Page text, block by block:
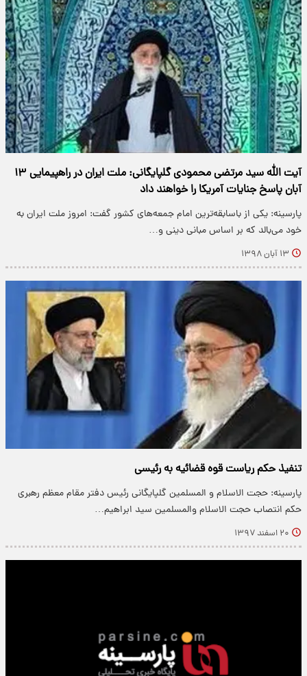
آیت الله سید مرتضی محمودی گلپایگانی: ملت ایران در راهپیمایی ۱۳
آبان پاسخ جنایات آمریکا را خواهند داد
پارسینه: یکی از باسابقه‌ترین امام جمعه‌های کشور گفت: امروز ملت ایران به
خود می‌بالد که بر اساس مبانی دینی و…
۱۳ آبان ۱۳۹۸
تنفیذ حکم ریاست قوه قضائیه به رئیسی
پارسینه: حجت الاسلام و المسلمین گلپایگانی رئیس دفتر مقام معظم رهبری
حکم انتصاب حجت الاسلام والمسلمین سید ابراهیم…
۲۰ اسفند ۱۳۹۷